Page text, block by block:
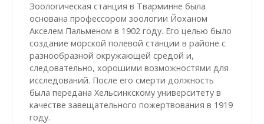
Зоологическая станция в Тварминне была
основана профессором зоологии Йоханом
Акселем Пальменом в 1902 году. Его целью было
создание морской полевой станции в районе с
разнообразной окружающей средой и,
следовательно, хорошими возможностями для
исследований. После его смерти должность
была передана Хельсинкскому университету в
качестве завещательного пожертвования в 1919
году.